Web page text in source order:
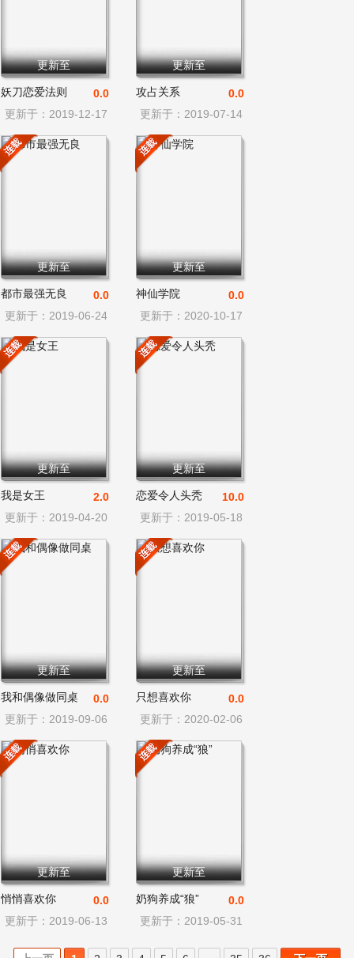
更新至
妖刀恋爱法则
更新于：2019-12-17
0.0
更新至
攻占关系
更新于：2019-07-14
0.0
更新至
都市最强无良
更新于：2019-06-24
0.0
更新至
神仙学院
更新于：2020-10-17
0.0
更新至
我是女王
更新于：2019-04-20
2.0
更新至
恋爱令人头秃
更新于：2019-05-18
10.0
更新至
我和偶像做同桌
更新于：2019-09-06
0.0
更新至
只想喜欢你
更新于：2020-02-06
0.0
更新至
悄悄喜欢你
更新于：2019-06-13
0.0
更新至
奶狗养成“狼”
更新于：2019-05-31
0.0